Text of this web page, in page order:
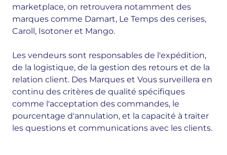
marketplace, on retrouvera notamment des
marques comme Damart, Le Temps des cerises,
Caroll, Isotoner et Mango.
Les vendeurs sont responsables de l'expédition,
de la logistique, de la gestion des retours et de la
relation client. Des Marques et Vous surveillera en
continu des critères de qualité spécifiques
comme l'acceptation des commandes, le
pourcentage d'annulation, et la capacité à traiter
les questions et communications avec les clients.